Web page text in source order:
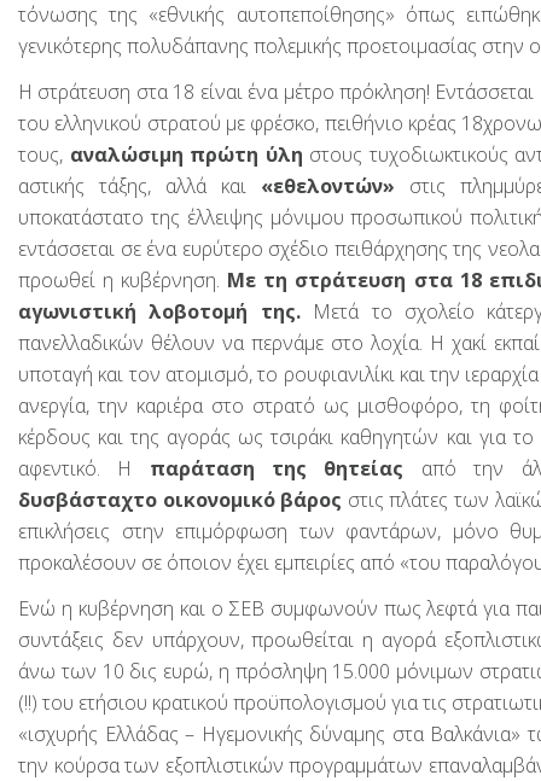
τόνωσης της «εθνικής αυτοπεποίθησης» όπως
γενικότερης πολυδάπανης πολεμικής προετοιμασίας στην
Η στράτευση στα 18 είναι ένα μέτρο πρόκληση!
του ελληνικού στρατού με φρέσκο, πειθήνιο κρέας
τους, αναλώσιμη πρώτη ύλη στους τυχοδιωκτικούς
αστικής τάξης, αλλά και «εθελοντών» στις
υποκατάστατο της έλλειψης μόνιμου προσωπικού
εντάσσεται σε ένα ευρύτερο σχέδιο πειθάρχησης της
προωθεί η κυβέρνηση. Με τη στράτευση στα 18
αγωνιστική λοβοτομή της.Μετά το σχολείο
πανελλαδικών θέλουν να περνάμε στο λοχία. Η χακί
υποταγή και τον ατομισμό, το ρουφιανιλίκι και την
ανεργία, την καριέρα στο στρατό ως μισθοφόρο, τη
κέρδους και της αγοράς ως τσιράκι καθηγητών και για
αφεντικό. Η παράταση της θητείας από την
δυσβάσταχτο οικονομικό βάρος στις πλάτες των
επικλήσεις στην επιμόρφωση των φαντάρων, μόνο
προκαλέσουν σε όποιον έχει εμπειρίες από «του
Ενώ η κυβέρνηση και ο ΣΕΒ συμφωνούν πως λεφτά για
συντάξεις δεν υπάρχουν, προωθείται η αγορά
άνω των 10 δις ευρώ, η πρόσληψη 15.000 μόνιμων
(!!) του ετήσιου κρατικού προϋπολογισμού για τις
«ισχυρής Ελλάδας – Ηγεμονικής δύναμης στα Βαλκάνια»
την κούρσα των εξοπλιστικών προγραμμάτων